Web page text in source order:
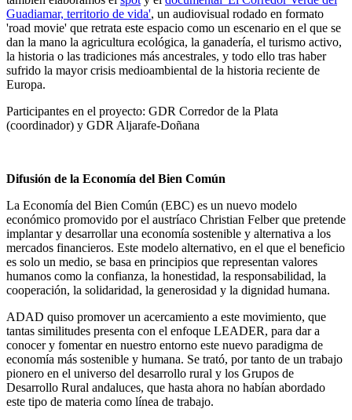
Guadiamar, territorio de vida', un audiovisual rodado en formato
'road movie' que retrata este espacio como un escenario en el que se
dan la mano la agricultura ecológica, la ganadería, el turismo activo,
la historia o las tradiciones más ancestrales, y todo ello tras haber
sufrido la mayor crisis medioambiental de la historia reciente de
Europa.
Participantes en el proyecto: GDR Corredor de la Plata
(coordinador) y GDR Aljarafe-Doñana
Difusión de la Economía del Bien Común
La Economía del Bien Común (EBC) es un nuevo modelo
económico promovido por el austríaco Christian Felber que pretende
implantar y desarrollar una economía sostenible y alternativa a los
mercados financieros. Este modelo alternativo, en el que el beneficio
es solo un medio, se basa en principios que representan valores
humanos como la confianza, la honestidad, la responsabilidad, la
cooperación, la solidaridad, la generosidad y la dignidad humana.
ADAD quiso promover un acercamiento a este movimiento, que
tantas similitudes presenta con el enfoque LEADER, para dar a
conocer y fomentar en nuestro entorno este nuevo paradigma de
economía más sostenible y humana. Se trató, por tanto de un trabajo
pionero en el universo del desarrollo rural y los Grupos de
Desarrollo Rural andaluces, que hasta ahora no habían abordado
este tipo de materia como línea de trabajo.